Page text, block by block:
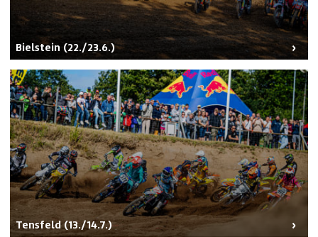
Bielstein (22./23.6.)
Tensfeld (13./14.7.)